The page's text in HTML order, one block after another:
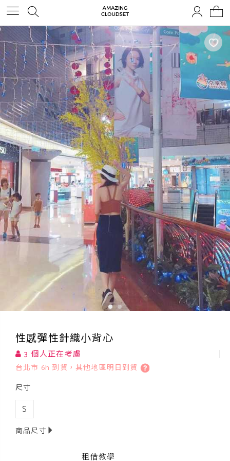
性感彈性針織小背心
3 個人正在考慮
台北市 6h 到貨，其他地區明日到貨
尺寸
S
商品尺寸
租借教學